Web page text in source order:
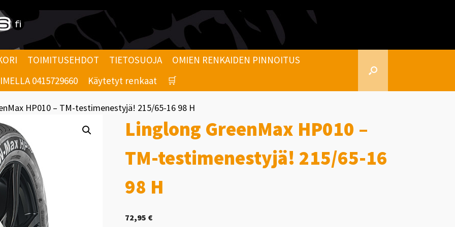
TOIMITUSEHDOT TIETOSUOJA
OMIEN RENKAIDEN PINNOITUS
0415729660 Käytetyt renkaat 🛒
HP010 – TM-testimenestyjä! 215/65-16 98 H
Linglong GreenMax HP010 –
TM-testimenestyjä! 215/65-16
98 H
72,95 €